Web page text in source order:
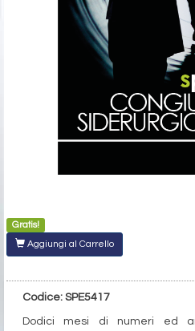
Gratis!
Aggiungi al Carrello
Codice: SPE5417
Dodici mesi di numeri ed